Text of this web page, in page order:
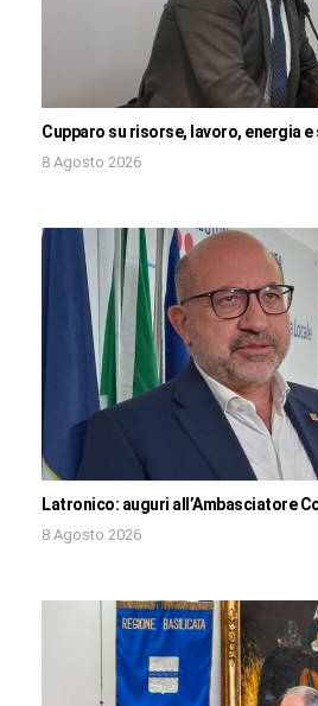
Cupparo su risorse, lavoro, energia e
8 Agosto 2026
Latronico: auguri all’Ambasciatore
8 Agosto 2026